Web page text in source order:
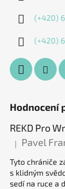
(+420)
(+420)
Hodnocení
Hodnocení
| Pavel
Tyto chrániče
s klidným
sedí na ruce a